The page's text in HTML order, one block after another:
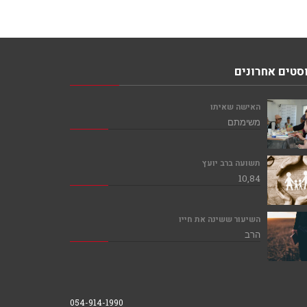
אחרונים
האישה שאיתו
משימתם
תשועה ברב יועץ
10,84
השיעור ששינה את חייו
הרב
054-914-1990